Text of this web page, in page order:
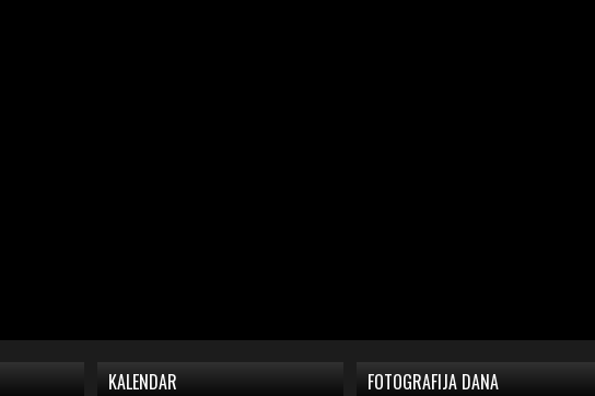
KALENDAR FOTOGRAFIJA DANA